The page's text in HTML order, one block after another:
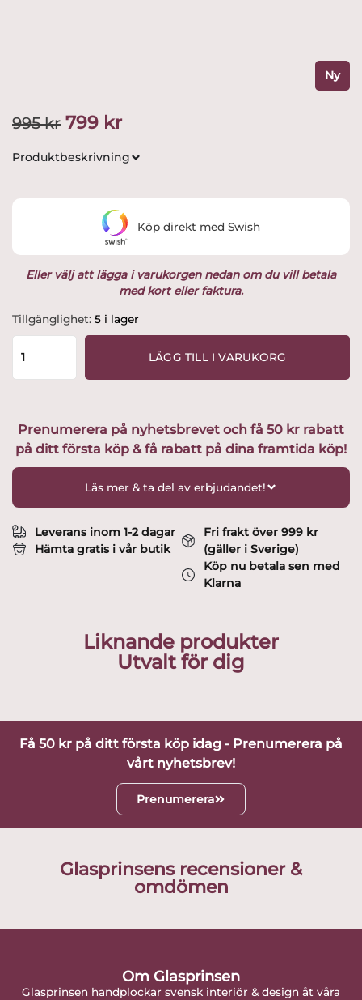
Ny
995kr Det
ursprungliga
995 kr.
799 krDet
nuvarande
är:
799 kr.
Produktbeskrivning
Eller välj att lägga i varukorgen nedan om du vill betala
med kort eller faktura.
Tillgänglighet: 5 i lager
Målerås
-
Nordic
Mats
Jonasson
LÄGG TILL I VARUKORG
Köp direkt med Swish
Prenumerera på nyhetsbrevet och få 50 kr rabatt
på ditt första köp & få rabatt på dina framtida köp!
Läs mer & ta del av erbjudandet!
Leverans inom 1-2 dagar
Hämta gratis i vår butik
Fri frakt över 999 kr
(gäller i Sverige)
Köp nu betala sen med
Klarna
Liknande produkter
Utvalt för dig
Få 50 kr på ditt första köp idag - Prenumerera på
vårt nyhetsbrev!
Prenumerera
Glasprinsens recensioner &
omdömen
Om Glasprinsen
Glasprinsen handplockar svensk interiör & design åt våra